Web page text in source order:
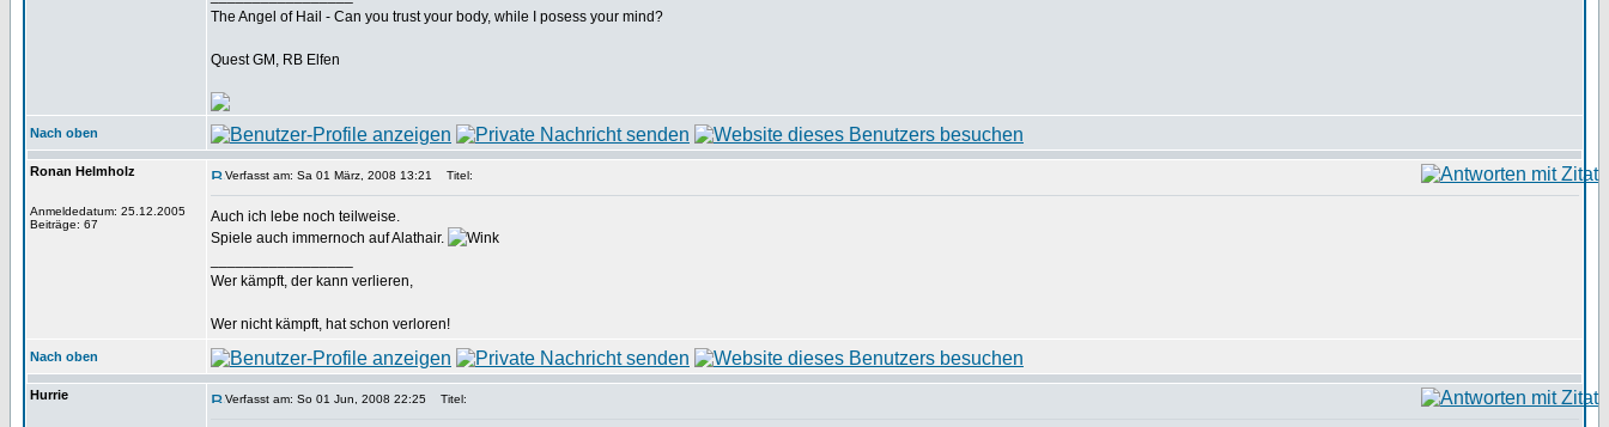
The Angel of Hail - Can you trust your body, while I posess your mind?
Quest GM, RB Elfen
Nach oben
Ronan Helmholz
Anmeldedatum: 25.12.2005
Beiträge: 67
Verfasst am: Sa 01 März, 2008 13:21 Titel:
Auch ich lebe noch teilweise.
Spiele auch immernoch auf Alathair.
Wer kämpft, der kann verlieren,
Wer nicht kämpft, hat schon verloren!
Nach oben
Hurrie Verfasst am: So 01 Jun, 2008 22:25 Titel: